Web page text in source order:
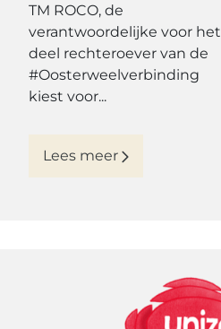
TM ROCO, de
verantwoordelijke voor het
deel rechteroever van de
#Oosterweelverbinding
kiest voor...
Lees meer